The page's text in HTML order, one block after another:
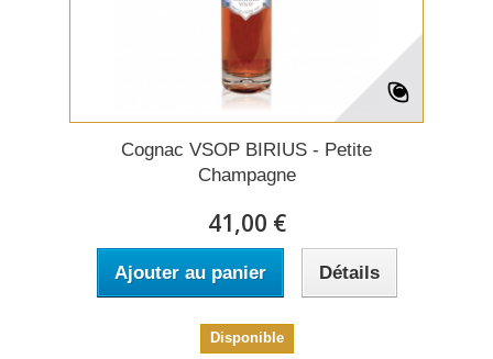
Cognac VSOP BIRIUS - Petite
Champagne
41,00 €
Ajouter au panier Détails
Disponible